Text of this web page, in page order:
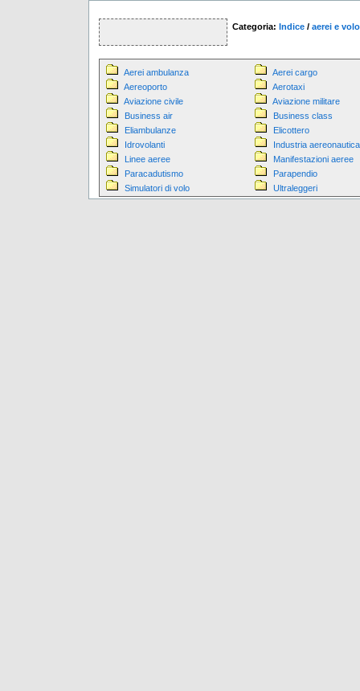
Categoria: Indice / aerei e volo
Aerei ambulanza
Aerei cargo
Aereoporto
Aerotaxi
Aviazione civile
Aviazione militare
Business air
Business class
Eliambulanze
Elicottero
Idrovolanti
Industria aereonautica
Linee aeree
Manifestazioni aeree
Paracadutismo
Parapendio
Simulatori di volo
Ultraleggeri